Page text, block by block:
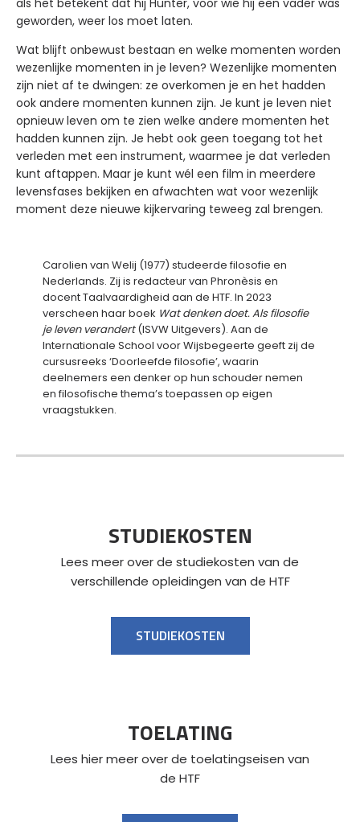
als het betekent dat hij Hunter, voor wie hij een vader was
geworden, weer los moet laten.
Wat blijft onbewust bestaan en welke momenten worden
wezenlijke momenten in je leven? Wezenlijke momenten
zijn niet af te dwingen: ze overkomen je en het hadden
ook andere momenten kunnen zijn. Je kunt je leven niet
opnieuw leven om te zien welke andere momenten het
hadden kunnen zijn. Je hebt ook geen toegang tot het
verleden met een instrument, waarmee je dat verleden
kunt aftappen. Maar je kunt wél een film in meerdere
levensfases bekijken en afwachten wat voor wezenlijk
moment deze nieuwe kijkervaring teweeg zal brengen.
Carolien van Welij (1977) studeerde filosofie en
Nederlands. Zij is redacteur van Phronèsis en
docent Taalvaardigheid aan de HTF. In 2023
verscheen haar boek Wat denken doet. Als filosofie
je leven verandert(ISVW Uitgevers). Aan de
Internationale School voor Wijsbegeerte geeft zij de
cursusreeks ‘Doorleefde filosofie’, waarin
deelnemers een denker op hun schouder nemen
en filosofische thema’s toepassen op eigen
vraagstukken.
STUDIEKOSTEN
Lees meer over de studiekosten van de
verschillende opleidingen van de HTF
STUDIEKOSTEN
TOELATING
Lees hier meer over de toelatingseisen van
de HTF